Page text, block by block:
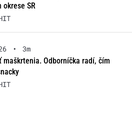
okrese SR
•
3m
maškrtenia. Odborníčka radí, čím